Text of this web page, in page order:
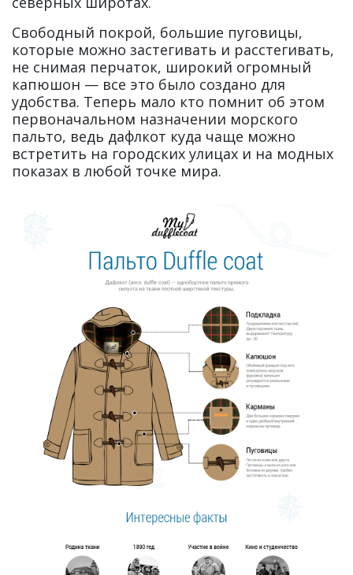
Свободный покрой, большие пуговицы,
которые можно застегивать и расстегивать,
не снимая перчаток, широкий огромный
капюшон — все это было создано для
удобства. Теперь мало кто помнит об этом
первоначальном назначении морского
пальто, ведь дафлкот куда чаще можно
встретить на городских улицах и на модных
показах в любой точке мира.